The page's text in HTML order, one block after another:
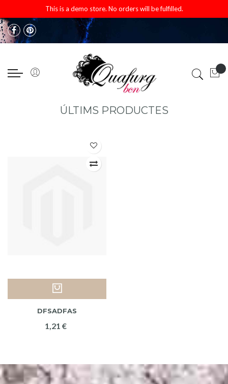
This is a demo store. No orders will be fulfilled.
ÚLTIMS PRODUCTES
DFSADFAS
1,21 €